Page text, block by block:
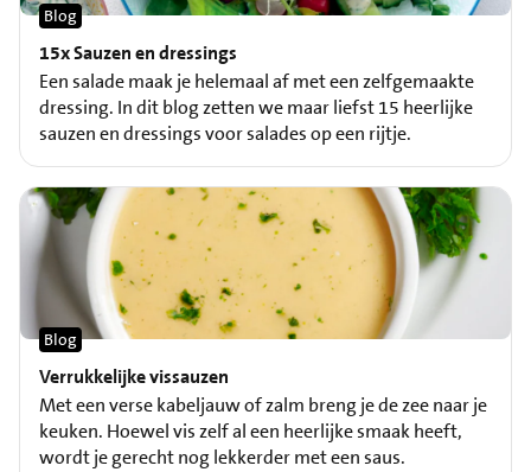
15x Sauzen en dressings
Blog
Een salade maak je helemaal af met een zelfgemaakte
dressing. In dit blog zetten we maar liefst 15 heerlijke
sauzen en dressings voor salades op een rijtje.
Verrukkelijke vissauzen
Blog
Met een verse kabeljauw of zalm breng je de zee naar je
keuken. Hoewel vis zelf al een heerlijke smaak heeft,
wordt je gerecht nog lekkerder met een saus.